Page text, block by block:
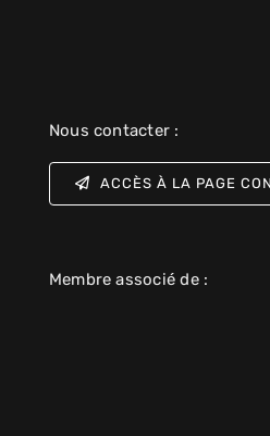
Nous contacter :
ACCÈS À LA PAGE
Membre associé de :